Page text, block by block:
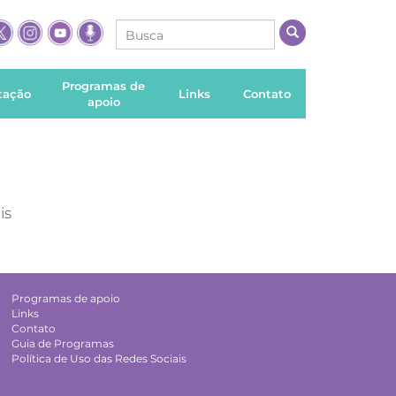
Programas de
apoio
Links Contato
Programas de apoio
Links
Contato
Guia de Programas
Política de Uso das Redes Sociais